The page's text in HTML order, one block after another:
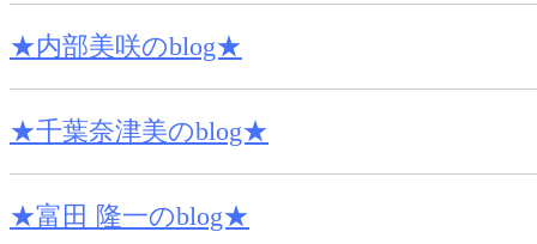
★内部美咲のblog★
★千葉奈津美のblog★
★富田 隆一のblog★